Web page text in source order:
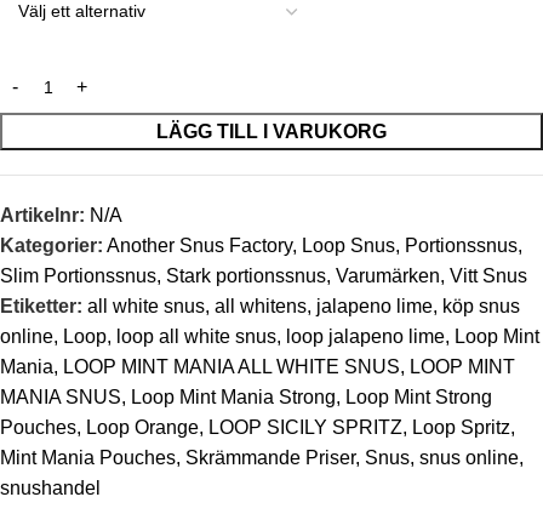
LÄGG TILL I VARUKORG
Artikelnr: N/A
Kategorier: Another Snus Factory, Loop Snus, Portionssnus,
Slim Portionssnus, Stark portionssnus, Varumärken, Vitt Snus
Etiketter: all white snus, all whitens, jalapeno lime, köp snus
online, Loop, loop all white snus, loop jalapeno lime, Loop Mint
Mania, LOOP MINT MANIA ALL WHITE SNUS, LOOP MINT
MANIA SNUS, Loop Mint Mania Strong, Loop Mint Strong
Pouches, Loop Orange, LOOP SICILY SPRITZ, Loop Spritz,
Mint Mania Pouches, Skrämmande Priser, Snus, snus online,
snushandel